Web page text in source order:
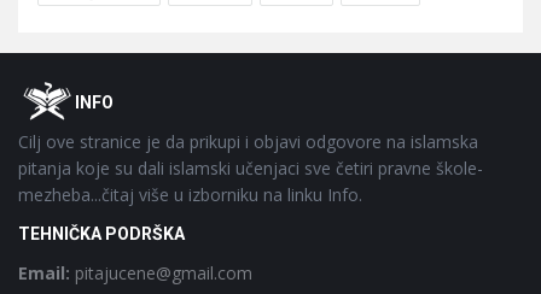
FooterOINFO
Cilj ove stranice je da prikupi i objavi odgovore na islamska
pitanja koje su dali islamski učenjaci sve četiri pravne škole-
mezheba...čitaj više u izborniku na linku Info.
TEHNIČKA PODRŠKA
Email: pitajucene@gmail.com